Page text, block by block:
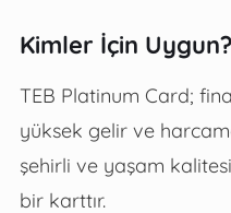
Kimler İçin Uygun?
TEB Platinum Card;
yüksek gelir ve
şehirli ve yaşam
bir karttır.